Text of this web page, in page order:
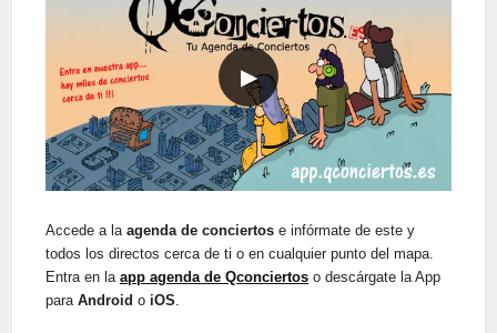
▶
Accede a la agenda de conciertos e infórmate de este y
todos los directos cerca de ti o en cualquier punto del mapa.
Entra en la app agenda de Qconciertos o descárgate la App
para Android o iOS